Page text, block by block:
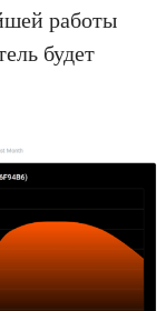
работы
будет